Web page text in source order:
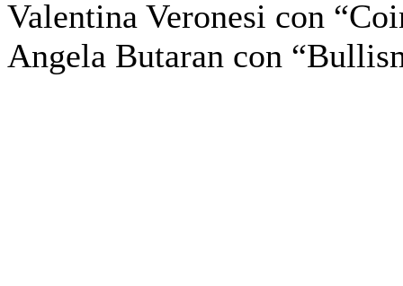
Valentina Veronesi con
Angela Butaran con